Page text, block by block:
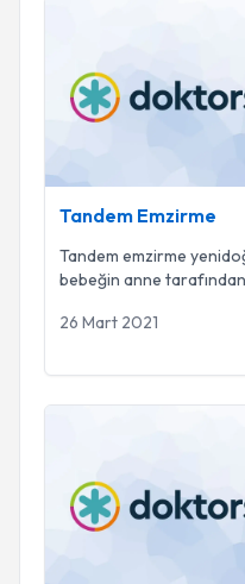
Tandem Emzirme
Tandem emzirme
bebeğin anne
26 Mart 2021